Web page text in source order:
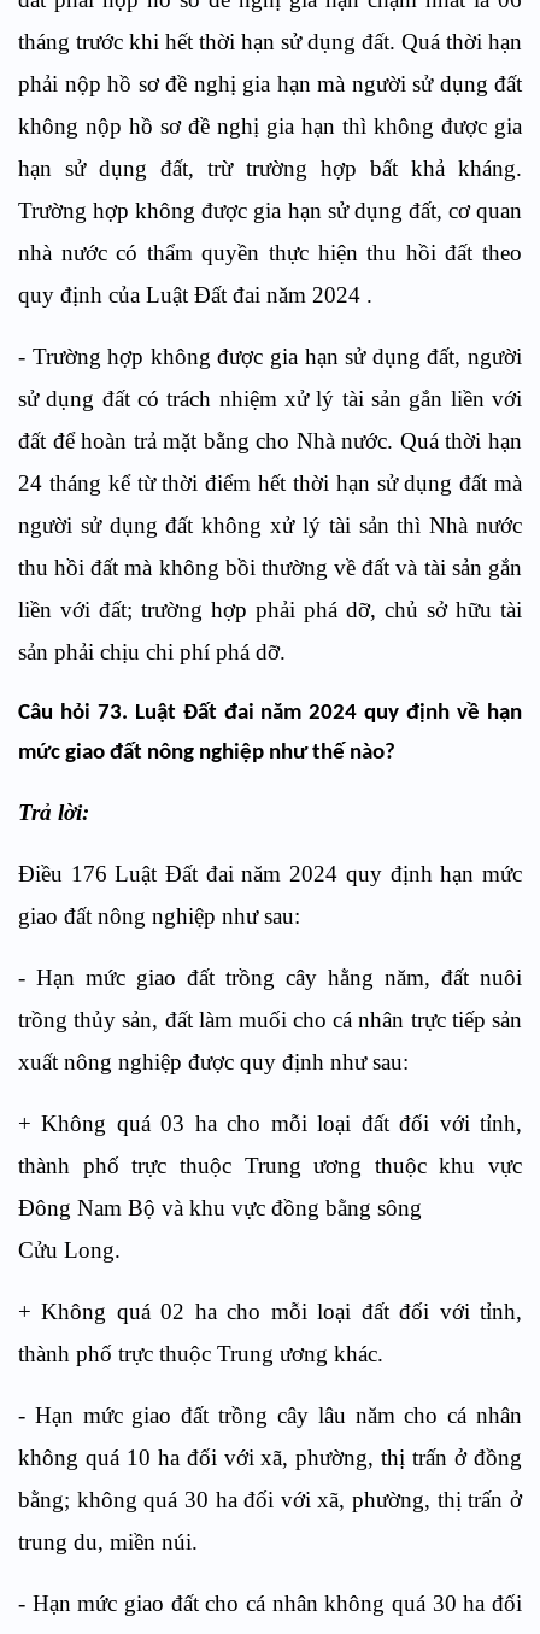
tháng trước khi hết thời hạn sử dụng đất. Quá thời hạn
phải nộp hồ sơ đề nghị gia hạn mà người sử dụng đất
không nộp hồ sơ đề nghị gia hạn thì không được gia
hạn sử dụng đất, trừ trường hợp bất khả kháng.
Trường hợp không được gia hạn sử dụng đất, cơ quan
nhà nước có thẩm quyền thực hiện thu hồi đất theo
quy định của Luật Đất đai năm 2024 .
- Trường hợp không được gia hạn sử dụng đất, người
sử dụng đất có trách nhiệm xử lý tài sản gắn liền với
đất để hoàn trả mặt bằng cho Nhà nước. Quá thời hạn
24 tháng kể từ thời điểm hết thời hạn sử dụng đất mà
người sử dụng đất không xử lý tài sản thì Nhà nước
thu hồi đất mà không bồi thường về đất và tài sản gắn
liền với đất; trường hợp phải phá dỡ, chủ sở hữu tài
sản phải chịu chi phí phá dỡ.
Câu hỏi 73. Luật Đất đai năm 2024 quy định về hạn
mức giao đất nông nghiệp như thế nào?
Trả lời:
Điều 176 Luật Đất đai năm 2024 quy định hạn mức
giao đất nông nghiệp như sau:
- Hạn mức giao đất trồng cây hằng năm, đất nuôi
trồng thủy sản, đất làm muối cho cá nhân trực tiếp sản
xuất nông nghiệp được quy định như sau:
+ Không quá 03 ha cho mỗi loại đất đối với tỉnh,
thành phố trực thuộc Trung ương thuộc khu vực
Đông Nam Bộ và khu vực đồng bằng sông
Cửu Long.
+ Không quá 02 ha cho mỗi loại đất đối với tỉnh,
thành phố trực thuộc Trung ương khác.
- Hạn mức giao đất trồng cây lâu năm cho cá nhân
không quá 10 ha đối với xã, phường, thị trấn ở đồng
bằng; không quá 30 ha đối với xã, phường, thị trấn ở
trung du, miền núi.
- Hạn mức giao đất cho cá nhân không quá 30 ha đối